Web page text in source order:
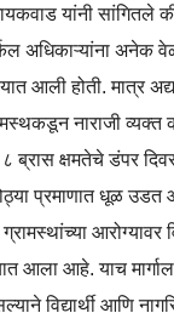
यांनी सांगितले
अधिकाऱ्यांना अनेक
आली होती. मात्र
नाराजी व्यक्त
ब्रास क्षमतेचे डंपर
प्रमाणात धूळ
आरोग्यावर
आला आहे. याच
विद्यार्थी आणि